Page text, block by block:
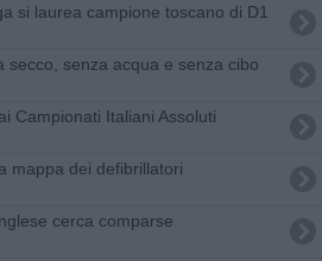
si laurea campione toscano di D1
secco, senza acqua e senza cibo
Campionati Italiani Assoluti
mappa dei defibrillatori
cerca comparse